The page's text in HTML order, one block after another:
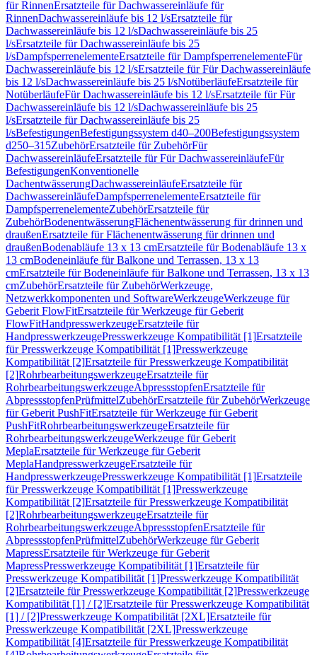
für RinnenErsatzteile für Dachwassereinläufe für
RinnenDachwassereinläufe bis 12 l/sErsatzteile für
Dachwassereinläufe bis 12 l/sDachwassereinläufe bis 25
l/sErsatzteile für Dachwassereinläufe bis 25
l/sDampfsperrenelementeErsatzteile für DampfsperrenelementeFür
Dachwassereinläufe bis 12 l/sErsatzteile für Für Dachwassereinläufe
bis 12 l/sDachwassereinläufe bis 25 l/sNotüberläufeErsatzteile für
NotüberläufeFür Dachwassereinläufe bis 12 l/sErsatzteile für Für
Dachwassereinläufe bis 12 l/sDachwassereinläufe bis 25
l/sErsatzteile für Dachwassereinläufe bis 25
l/sBefestigungenBefestigungssystem d40–200Befestigungssystem
d250–315ZubehörErsatzteile für ZubehörFür
DachwassereinläufeErsatzteile für Für DachwassereinläufeFür
BefestigungenKonventionelle
DachentwässerungDachwassereinläufeErsatzteile für
DachwassereinläufeDampfsperrenelementeErsatzteile für
DampfsperrenelementeZubehörErsatzteile für
ZubehörBodenentwässerungFlächenentwässerung für drinnen und
draußenErsatzteile für Flächenentwässerung für drinnen und
draußenBodenabläufe 13 x 13 cmErsatzteile für Bodenabläufe 13 x
13 cmBodeneinläufe für Balkone und Terrassen, 13 x 13
cmErsatzteile für Bodeneinläufe für Balkone und Terrassen, 13 x 13
cmZubehörErsatzteile für ZubehörWerkzeuge,
Netzwerkkomponenten und SoftwareWerkzeugeWerkzeuge für
Geberit FlowFitErsatzteile für Werkzeuge für Geberit
FlowFitHandpresswerkzeugeErsatzteile für
HandpresswerkzeugePresswerkzeuge Kompatibilität [1]Ersatzteile
für Presswerkzeuge Kompatibilität [1]Presswerkzeuge
Kompatibilität [2]Ersatzteile für Presswerkzeuge Kompatibilität
[2]RohrbearbeitungswerkzeugeErsatzteile für
RohrbearbeitungswerkzeugeAbpressstopfenErsatzteile für
AbpressstopfenPrüfmittelZubehörErsatzteile für ZubehörWerkzeuge
für Geberit PushFitErsatzteile für Werkzeuge für Geberit
PushFitRohrbearbeitungswerkzeugeErsatzteile für
RohrbearbeitungswerkzeugeWerkzeuge für Geberit
MeplaErsatzteile für Werkzeuge für Geberit
MeplaHandpresswerkzeugeErsatzteile für
HandpresswerkzeugePresswerkzeuge Kompatibilität [1]Ersatzteile
für Presswerkzeuge Kompatibilität [1]Presswerkzeuge
Kompatibilität [2]Ersatzteile für Presswerkzeuge Kompatibilität
[2]RohrbearbeitungswerkzeugeErsatzteile für
RohrbearbeitungswerkzeugeAbpressstopfenErsatzteile für
AbpressstopfenPrüfmittelZubehörWerkzeuge für Geberit
MapressErsatzteile für Werkzeuge für Geberit
MapressPresswerkzeuge Kompatibilität [1]Ersatzteile für
Presswerkzeuge Kompatibilität [1]Presswerkzeuge Kompatibilität
[2]Ersatzteile für Presswerkzeuge Kompatibilität [2]Presswerkzeuge
Kompatibilität [1] / [2]Ersatzteile für Presswerkzeuge Kompatibilität
[1] / [2]Presswerkzeuge Kompatibilität [2XL]Ersatzteile für
Presswerkzeuge Kompatibilität [2XL]Presswerkzeuge
Kompatibilität [4]Ersatzteile für Presswerkzeuge Kompatibilität